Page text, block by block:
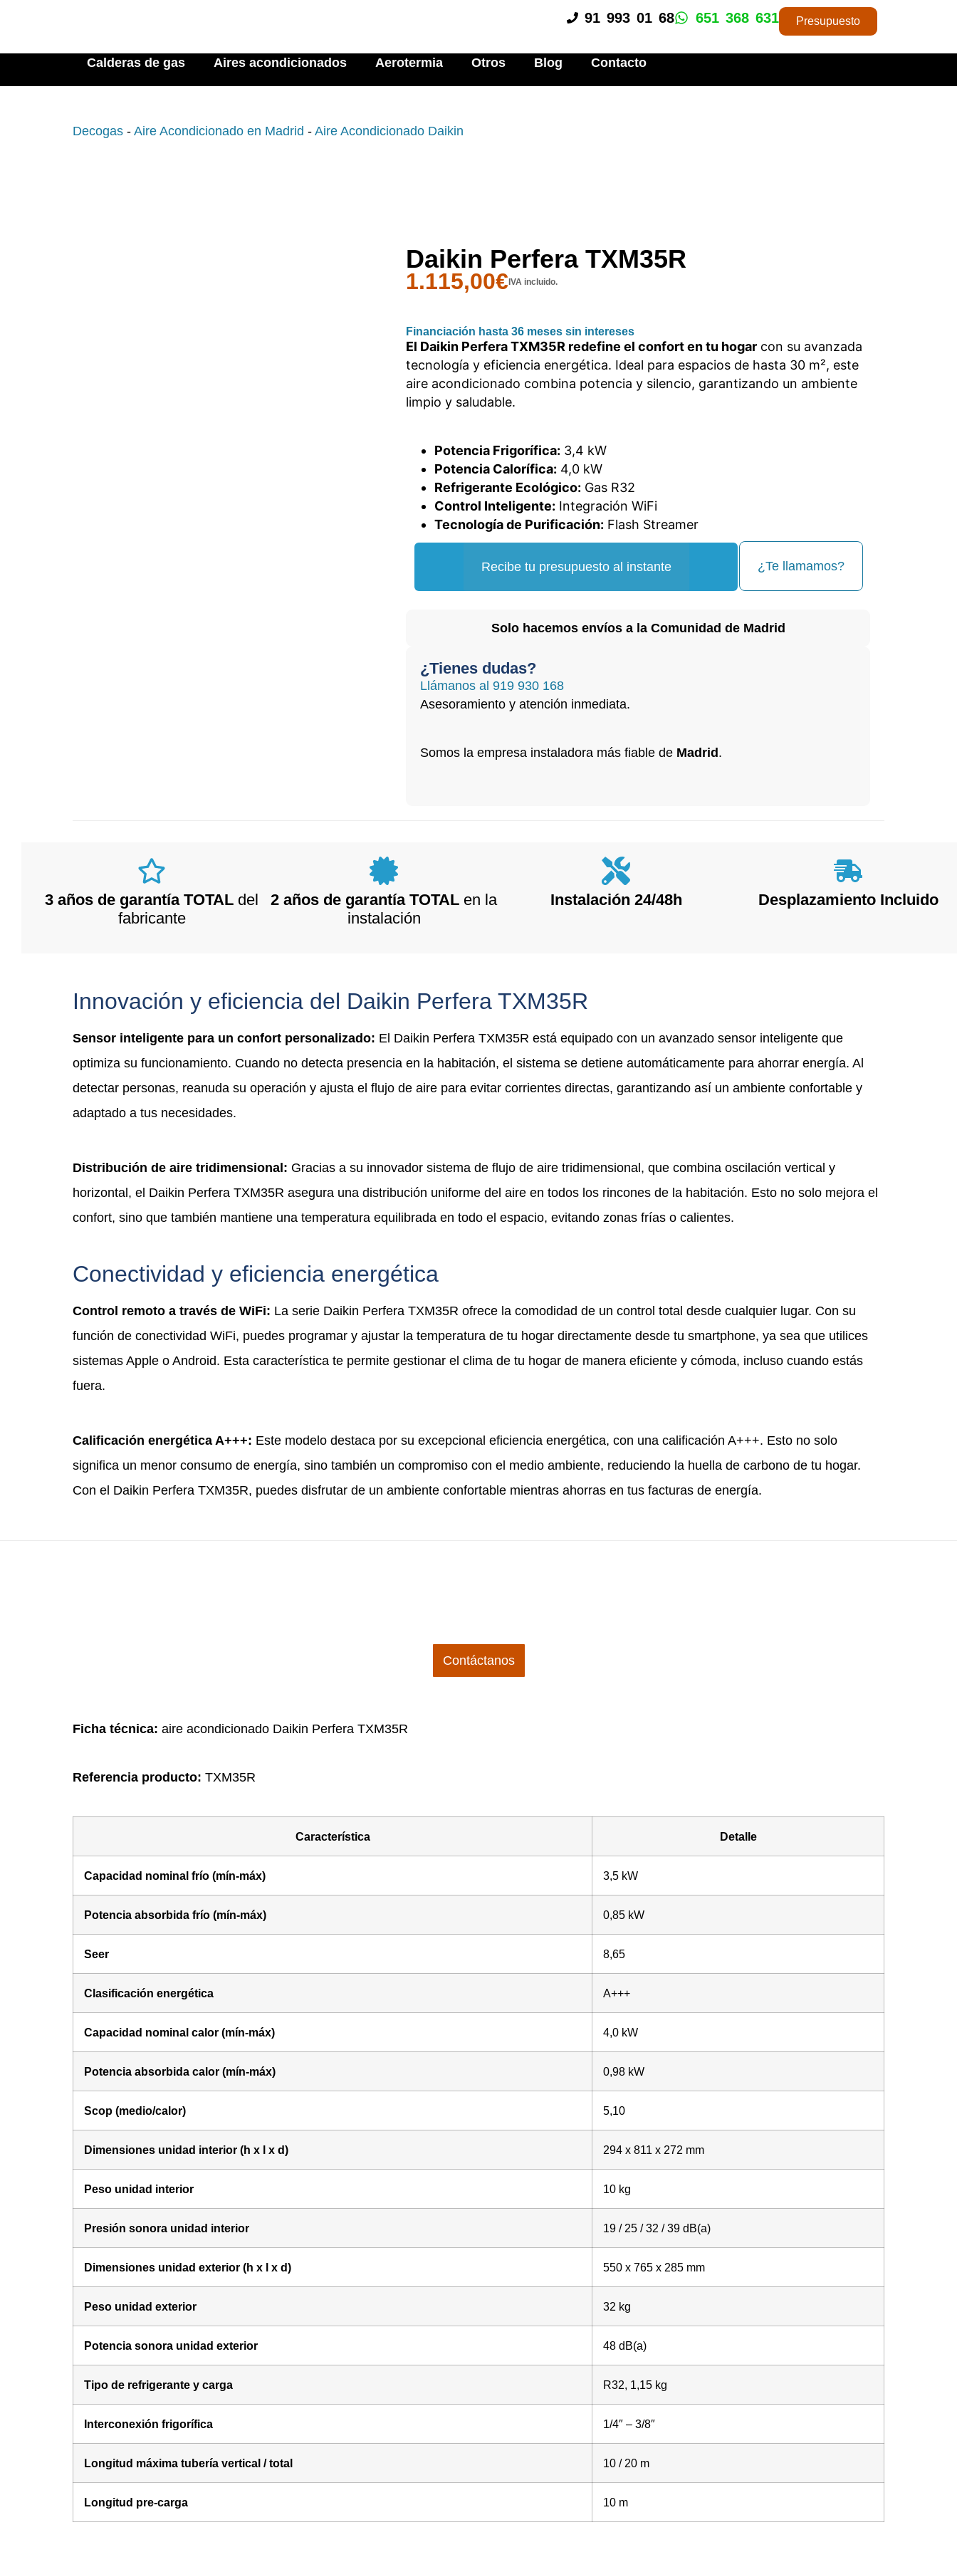
Presupuesto
651 368 631
91 993 01 68
Calderas de gas Aires acondicionados Aerotermia Otros Blog Contacto
Decogas - Aire Acondicionado en Madrid - Aire Acondicionado Daikin
Daikin Perfera TXM35R
1.115,00€ IVA incluido.
Financiación hasta 36 meses sin intereses
El Daikin Perfera TXM35R redefine el confort en tu hogar con su avanzada
tecnología y eficiencia energética. Ideal para espacios de hasta 30 m², este
aire acondicionado combina potencia y silencio, garantizando un ambiente
limpio y saludable.
Potencia Frigorífica: 3,4 kW
Potencia Calorífica: 4,0 kW
Refrigerante Ecológico: Gas R32
Control Inteligente: Integración WiFi
Tecnología de Purificación: Flash Streamer
Recibe tu presupuesto al instante ¿Te llamamos?
Solo hacemos envíos a la Comunidad de Madrid
¿Tienes dudas?
Llámanos al 919 930 168
Asesoramiento y atención inmediata.
Somos la empresa instaladora más fiable de Madrid .
3 años de garantía TOTAL del
fabricante
2 años de garantía TOTAL en la
instalación
Instalación 24/48h Desplazamiento Incluido
Innovación y eficiencia del Daikin Perfera TXM35R
Sensor inteligente para un confort personalizado: El Daikin Perfera TXM35R está equipado con un avanzado sensor inteligente que
optimiza su funcionamiento. Cuando no detecta presencia en la habitación, el sistema se detiene automáticamente para ahorrar energía. Al
detectar personas, reanuda su operación y ajusta el flujo de aire para evitar corrientes directas, garantizando así un ambiente confortable y
adaptado a tus necesidades.
Distribución de aire tridimensional: Gracias a su innovador sistema de flujo de aire tridimensional, que combina oscilación vertical y
horizontal, el Daikin Perfera TXM35R asegura una distribución uniforme del aire en todos los rincones de la habitación. Esto no solo mejora el
confort, sino que también mantiene una temperatura equilibrada en todo el espacio, evitando zonas frías o calientes.
Conectividad y eficiencia energética
Control remoto a través de WiFi: La serie Daikin Perfera TXM35R ofrece la comodidad de un control total desde cualquier lugar. Con su
función de conectividad WiFi, puedes programar y ajustar la temperatura de tu hogar directamente desde tu smartphone, ya sea que utilices
sistemas Apple o Android. Esta característica te permite gestionar el clima de tu hogar de manera eficiente y cómoda, incluso cuando estás
fuera.
Calificación energética A+++: Este modelo destaca por su excepcional eficiencia energética, con una calificación A+++. Esto no solo
significa un menor consumo de energía, sino también un compromiso con el medio ambiente, reduciendo la huella de carbono de tu hogar.
Con el Daikin Perfera TXM35R, puedes disfrutar de un ambiente confortable mientras ahorras en tus facturas de energía.
Contáctanos
Ficha técnica: aire acondicionado Daikin Perfera TXM35R
Referencia producto: TXM35R
Característica Detalle
Capacidad nominal frío (mín-máx) 3,5 kW
Potencia absorbida frío (mín-máx) 0,85 kW
Seer 8,65
Clasificación energética A+++
Capacidad nominal calor (mín-máx) 4,0 kW
Potencia absorbida calor (mín-máx) 0,98 kW
Scop (medio/calor) 5,10
Dimensiones unidad interior (h x l x d) 294 x 811 x 272 mm
Peso unidad interior 10 kg
Presión sonora unidad interior 19 / 25 / 32 / 39 dB(a)
Dimensiones unidad exterior (h x l x d) 550 x 765 x 285 mm
Peso unidad exterior 32 kg
Potencia sonora unidad exterior 48 dB(a)
Tipo de refrigerante y carga R32, 1,15 kg
Interconexión frigorífica 1/4″ – 3/8″
Longitud máxima tubería vertical / total 10 / 20 m
Longitud pre-carga 10 m